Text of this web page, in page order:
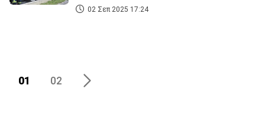
02 Σεπ 2025 17:24
01 02